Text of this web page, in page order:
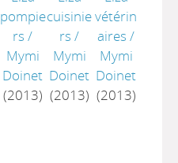
pompie
rs /
Mymi
Doinet
(2013)
cuisinie
rs /
Mymi
Doinet
(2013)
vétérin
aires /
Mymi
Doinet
(2013)